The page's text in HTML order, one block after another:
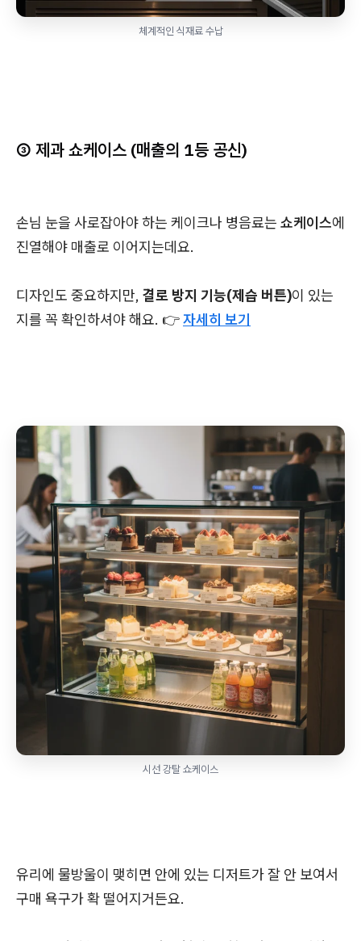
체계적인 식재료 수납
③ 제과 쇼케이스 (매출의 1등 공신)
손님 눈을 사로잡아야 하는 케이크나 병음료는 쇼케이스에
진열해야 매출로 이어지는데요.
디자인도 중요하지만, 결로 방지 기능(제습 버튼)이 있는
지를 꼭 확인하셔야 해요. 👉자세히 보기
시선 강탈 쇼케이스
유리에 물방울이 맺히면 안에 있는 디저트가 잘 안 보여서
구매 욕구가 확 떨어지거든요.